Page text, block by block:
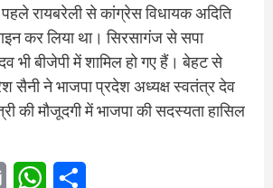
रायबरेली से कांग्रेस विधायक अदिति
कर लिया था। सिरसागंज से सपा
भी बीजेपी में शामिल हो गए हैं। बेहट से
सैनी ने भाजपा प्रदेश अध्यक्ष स्वतंत्र देव
की मौजूदगी में भाजपा की सदस्यता हासिल
Email WhatsApp